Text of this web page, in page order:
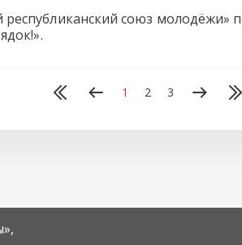
союз молодёжи»
1 2 3